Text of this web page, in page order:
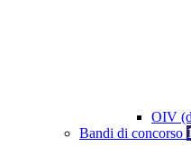
OIV
Bandi di concorso 1